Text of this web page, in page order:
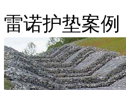
雷诺护垫案例